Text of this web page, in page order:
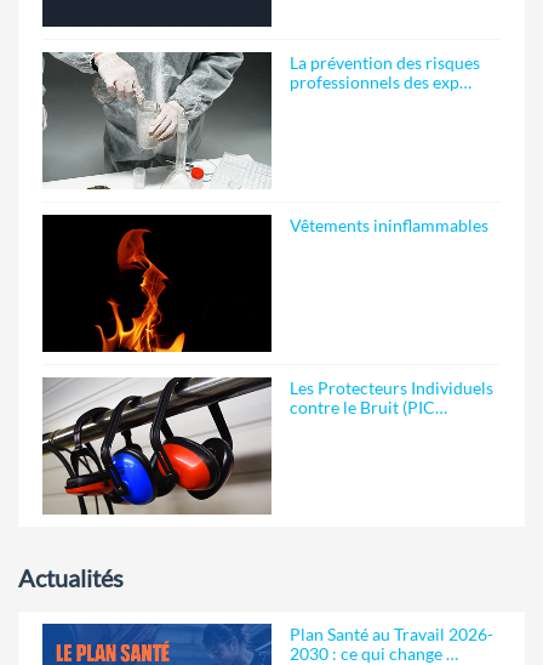
La prévention des risques
professionnels des exp…
Vêtements ininflammables
Les Protecteurs Individuels
contre le Bruit (PIC…
Actualités
Plan Santé au Travail 2026-
2030 : ce qui change …